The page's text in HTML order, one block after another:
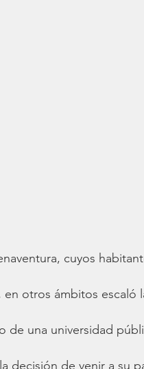
cuyos
otros ámbitos escaló
de una universidad
decisión de venir a su